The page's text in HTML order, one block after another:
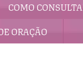
COMO
ORAÇÃO